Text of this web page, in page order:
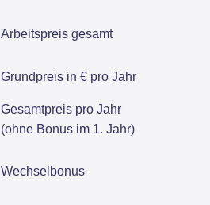
Arbeitspreis gesamt
Grundpreis in € pro Jahr
Gesamtpreis pro Jahr
(ohne Bonus im 1. Jahr)
Wechselbonus